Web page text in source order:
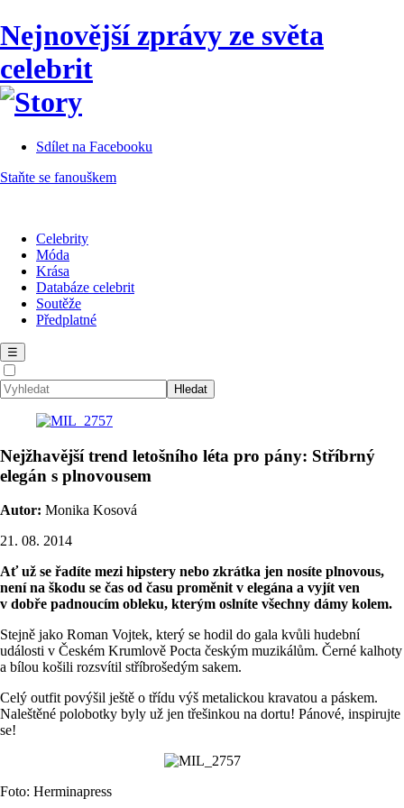
Nejnovější zprávy ze světa
celebrit
Sdílet na Facebooku
Staňte se fanouškem
Celebrity
Móda
Krása
Databáze celebrit
Soutěže
Předplatné
☰
Nejžhavější trend letošního léta pro pány: Stříbrný
elegán s plnovousem
Autor: Monika Kosová
21. 08. 2014
Ať už se řadíte mezi hipstery nebo zkrátka jen nosíte plnovous,
není na škodu se čas od času proměnit v elegána a vyjít ven
v dobře padnoucím obleku, kterým oslníte všechny dámy kolem.
Stejně jako Roman Vojtek, který se hodil do gala kvůli hudební
události v Českém Krumlově Pocta českým muzikálům. Černé kalhoty
a bílou košili rozsvítil stříbrošedým sakem.
Celý outfit povýšil ještě o třídu výš metalickou kravatou a páskem.
Naleštěné polobotky byly už jen třešinkou na dortu! Pánové, inspirujte
se!
Foto: Herminapress